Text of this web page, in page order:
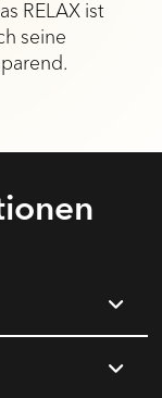
RELAX ist
seine